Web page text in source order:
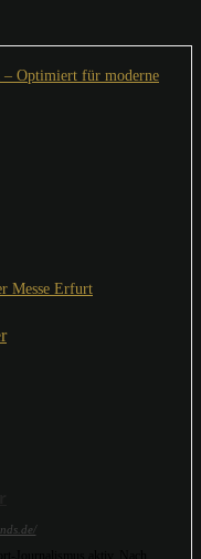
– Optimiert für moderne
Messe Erfurt